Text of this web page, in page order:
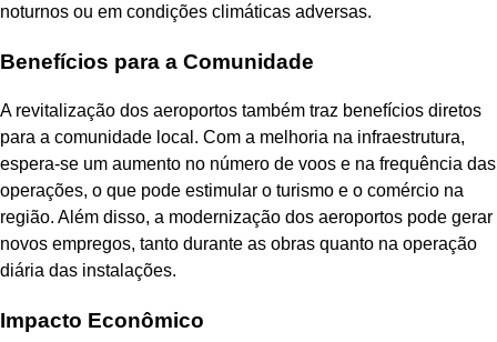
noturnos ou em condições climáticas adversas.
Benefícios para a Comunidade
A revitalização dos aeroportos também traz benefícios diretos
para a comunidade local. Com a melhoria na infraestrutura,
espera-se um aumento no número de voos e na frequência das
operações, o que pode estimular o turismo e o comércio na
região. Além disso, a modernização dos aeroportos pode gerar
novos empregos, tanto durante as obras quanto na operação
diária das instalações.
Impacto Econômico